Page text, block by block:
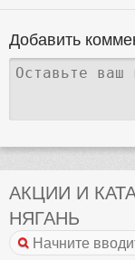
Добавить
АКЦИИ И
НЯГАНЬ